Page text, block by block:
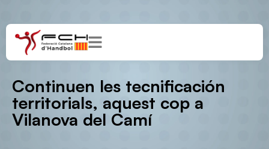
Continuen les tecnificación
territorials, aquest cop a
Vilanova del Camí